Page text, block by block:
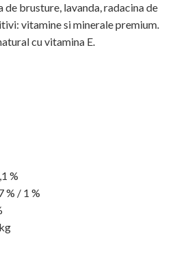
brusture, lavanda, radacina de
vitamine si minerale premium.
cu vitamina E.
%
% / 1 %